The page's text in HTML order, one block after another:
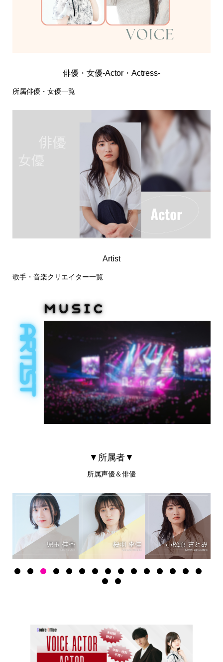
俳優・女優-Actor・Actress-
所属俳優・女優一覧
Artist
歌手・音楽クリエイター一覧
▼所属者▼
所属声優＆俳優